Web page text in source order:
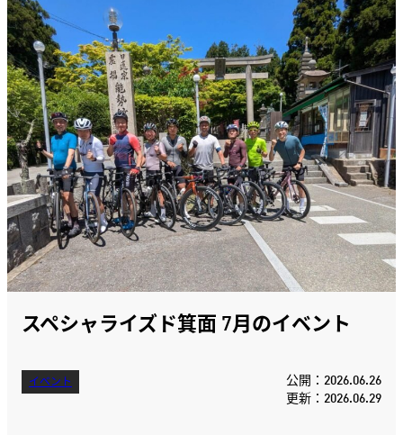
スペシャライズド箕面 7月のイベント
イベント
公開：2026.06.26
更新：2026.06.29